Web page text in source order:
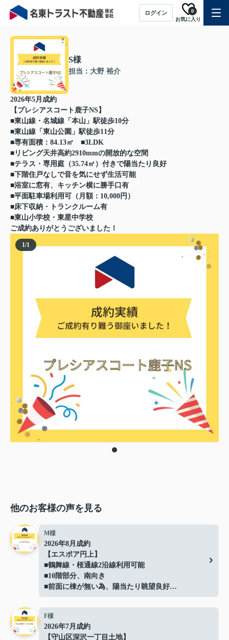
ログイン
お気に入り
0
S様
担当：大野 裕介
2026年5月成約
【プレシアスコート鹿子NS】
■東山線・名城線「本山」駅徒歩10分
■東山線「東山公園」駅徒歩11分
■専有面積：84.13㎡ ■3LDK
■リビング天井高約2910mmの開放的な空間
■テラス・専用庭（35.74㎡）付きで陽当たり良好
■下階住戸なしで音を気にせず生活可能
■浴室に窓有、キッチン横に勝手口有
■平面駐車場利用可（月額：10,000円）
■床下収納・トランクルーム有
■東山小学校・東星中学校
ご成約ありがとうございました！
1/1
他のお客様の声を見る
M様
2026年8月成約
【エスポア円上】
■鶴舞線・桜通線2沿線利用可能
■10階部分、南向き
■前面に棟が無い為、陽当たり眺望良好
■ペット飼育可能(規約による制限有)
■バルコニーにガーデンバン（水栓）有
■「円上」停（徒歩5分）より
栄、高速バスセンターへのアクセス可能
F様
2026年7月成約
【守山区深沢一丁目土地】